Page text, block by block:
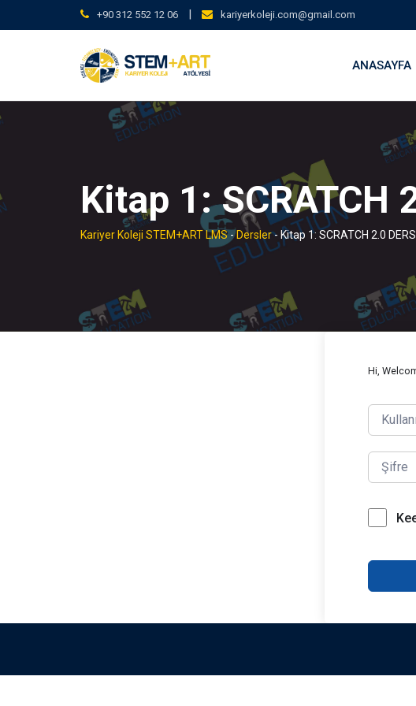
to
+90 312 552 12 06 | kariyerkoleji.com@gmail.com
ANASAYFA
Kitap 1: SCRATCH
Kariyer Koleji STEM+ART LMS -Dersler- Kitap 1: SCRATCH 2.0
Hi,